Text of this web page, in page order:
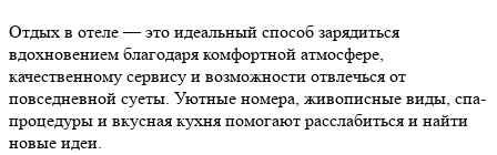
Отдых в отеле — это идеальный способ зарядиться
вдохновением благодаря комфортной атмосфере,
качественному сервису и возможности отвлечься от
повседневной суеты. Уютные номера, живописные виды, спа-
процедуры и вкусная кухня помогают расслабиться и найти
новые идеи.